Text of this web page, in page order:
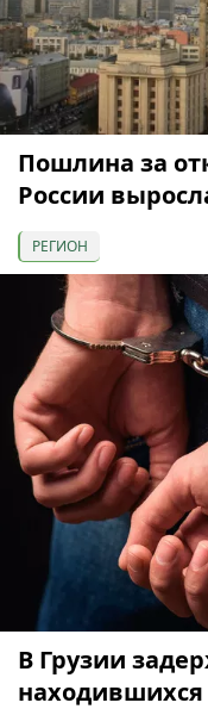
Пошлина за
России
РЕГИОН
В Грузии
находившихся